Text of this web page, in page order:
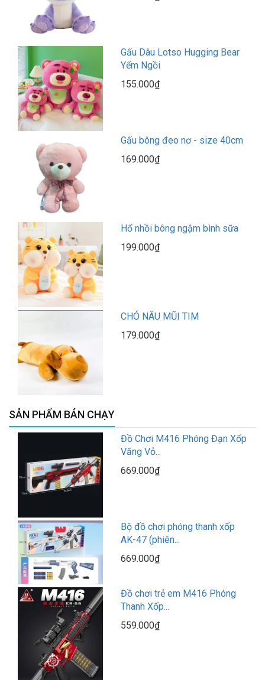
Gấu Dâu Lotso Hugging Bear
Yếm Ngồi
155.000₫
Gấu bông đeo nơ - size 40cm
169.000₫
Hổ nhồi bông ngậm bình sữa
199.000₫
CHÓ NÂU MŨI TIM
179.000₫
SẢN PHẨM BÁN CHẠY
Đồ Chơi M416 Phóng Đạn Xốp
Văng Vỏ...
669.000₫
Bộ đồ chơi phóng thanh xốp
AK-47 (phiên...
669.000₫
Đồ chơi trẻ em M416 Phóng
Thanh Xốp...
559.000₫